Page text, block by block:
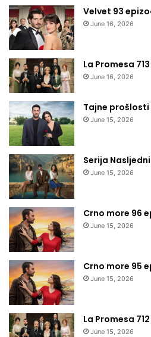
Velvet 93
June 16, 2026
La Promesa
June 16, 2026
Tajne
June 15, 2026
Serija
June 15, 2026
Crno more 96
June 15, 2026
Crno more 95
June 15, 2026
La Promesa
June 15, 2026